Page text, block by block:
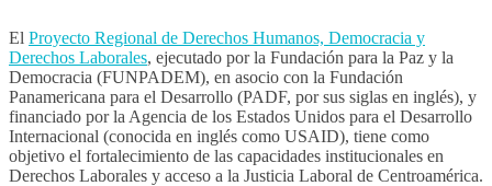
El Proyecto Regional de Derechos Huma­nos, Democracia y
Derechos Laborales, ejecutado por la Fundación para la Paz y la
Democracia (FUNPADEM), en asocio con la Fundación
Panamericana para el Desarrollo (PADF, por sus siglas en in­glés), y
financiado por la Agencia de los Estados Unidos para el Desarrollo
Interna­cional (conocida en inglés como USAID), tiene como
objetivo el fortalecimiento de las capacidades institucionales en
Dere­chos Laborales y acceso a la Justicia La­boral de Centroamérica.